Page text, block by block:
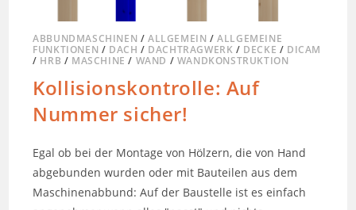
ABBUNDMASCHINEN /ALLGEMEIN /ALLGEMEINE
FUNKTIONEN / DACH / DACHTRAGWERK / DECKE / DICAM
/ HRB / MASCHINE / WAND / WANDKONSTRUKTION
Kollisionskontrolle: Auf
Nummer sicher!
Egal ob bei der Montage von Hölzern, die von Hand
abgebunden wurden oder mit Bauteilen aus dem
Maschinenabbund: Auf der Baustelle ist es einfach